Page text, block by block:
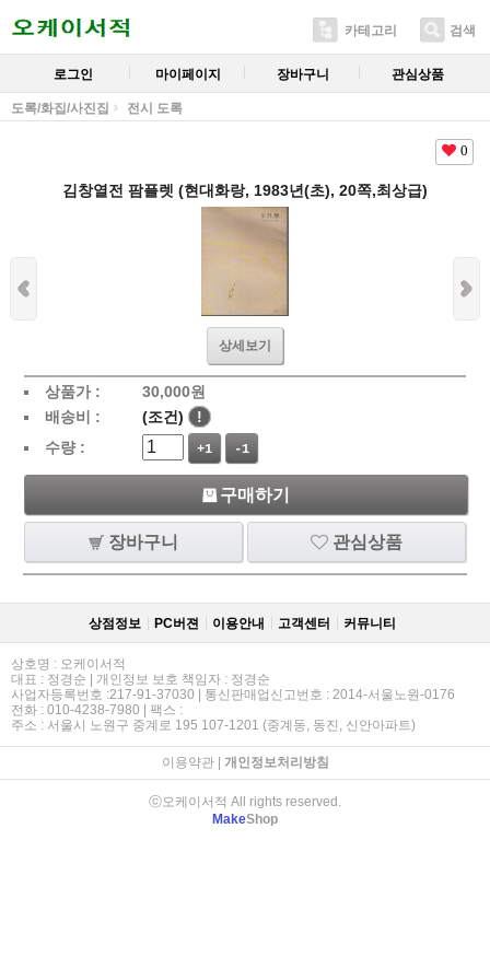
카테고리 검색
로그인 마이페이지 장바구니 관심상품
도록/화집/사진집 전시 도록
0
김창열전 팜플렛 (현대화랑, 1983년(초), 20쪽,최상급)
상세보기
상품가 : 30,000원
배송비 :
(조건)
!
수량 :
+1 -1
구매하기
장바구니 관심상품
상점정보 PC버젼 이용안내 고객센터 커뮤니티
상호명 : 오케이서적
대표 : 정경순 | 개인정보 보호 책임자 : 정경순
사업자등록번호 :217-91-37030 | 통신판매업신고번호 : 2014-서울노원-0176
전화 : 010-4238-7980 | 팩스 :
주소 : 서울시 노원구 중계로 195 107-1201 (중계동, 동진, 신안아파트)
이용약관| 개인정보처리방침
ⓒ오케이서적 All rights reserved.
MakeShop